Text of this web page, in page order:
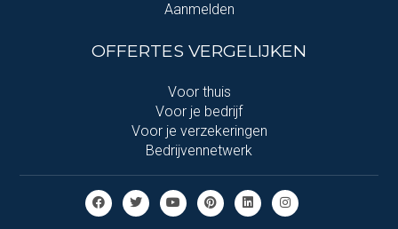
Aanmelden
OFFERTES VERGELIJKEN
Voor thuis
Voor je bedrijf
Voor je verzekeringen
Bedrijvennetwerk